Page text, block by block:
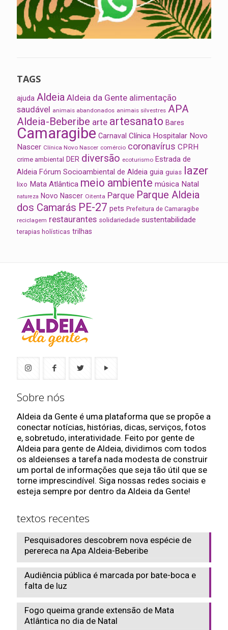
TAGS
ajuda Aldeia Aldeia da Gente alimentação
saudável animais abandonados animais silvestres APA
Aldeia-Beberibe arte artesanato Bares
Camaragibe Carnaval Clínica Hospitalar Novo
Nascer Clínica Novo Nascer comércio coronavírus CPRH
crime ambiental DER diversão ecoturismo Estrada de
Aldeia Fórum Socioambiental de Aldeia guia guias lazer
lixo Mata Atlântica meio ambiente música Natal
natureza Novo Nascer Oitenta Parque Parque Aldeia
dos Camarás PE-27 pets Prefeitura de Camaragibe
reciclagem restaurantes solidariedade sustentabilidade
terapias holísticas trilhas
Sobre nós
Aldeia da Gente é uma plataforma que se propõe a
conectar notícias, histórias, dicas, serviços, fotos
e, sobretudo, interatividade. Feito por gente de
Aldeia para gente de Aldeia, dividimos com todos
os aldeienses a tarefa nada modesta de construir
um portal de informações que seja tão útil que se
torne imprescindível. Siga nossas redes sociais e
esteja sempre por dentro da Aldeia da Gente!
textos recentes
Pesquisadores descobrem nova espécie de
perereca na Apa Aldeia-Beberibe
Audiência pública é marcada por bate-boca e
falta de luz
Fogo queima grande extensão de Mata
Atlântica no dia de Natal